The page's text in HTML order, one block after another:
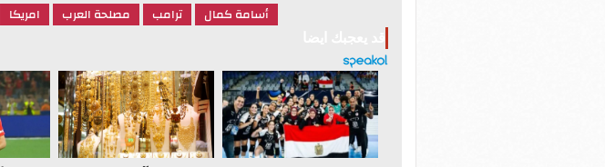
أسامة كمال ترامب مصلحة العرب امريكا